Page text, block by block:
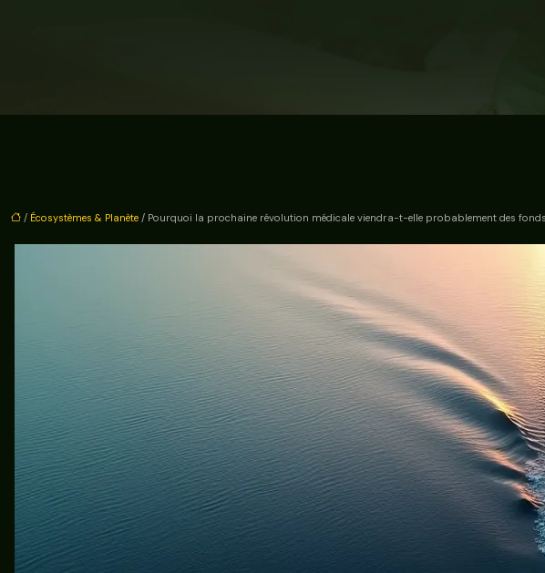
/ Écosystèmes & Planète / Pourquoi la prochaine révolution médicale viendra-t-elle probablement des